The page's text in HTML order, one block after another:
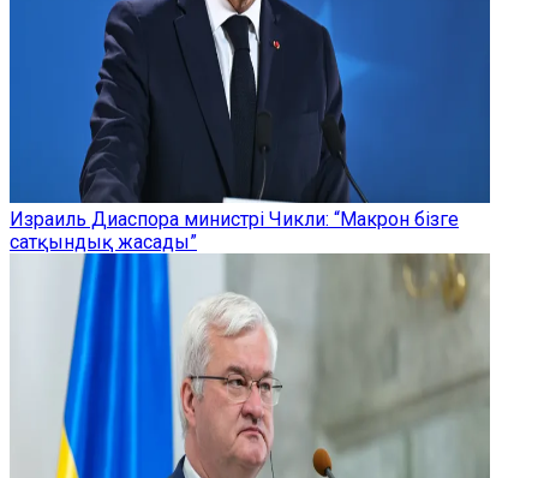
Израиль Диаспора министрі Чикли: “Макрон бізге
сатқындық жасады”